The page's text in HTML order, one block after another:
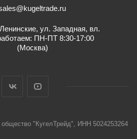
ул. Западная, вл.
ПН-ПТ 8:30-17:00
(Москва)
"КугелТрейд", ИНН 5024253264